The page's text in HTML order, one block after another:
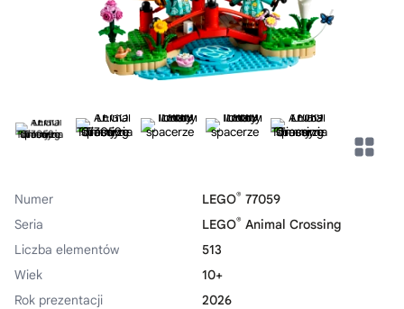
Numer LEGO® 77059
Seria
LEGO® Animal Crossing
Liczba elementów
513
Wiek
10+
Rok prezentacji
2026